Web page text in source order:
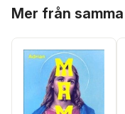
Mer från